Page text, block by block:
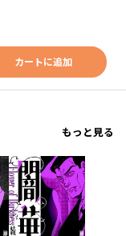
カートに追加
もっと見る